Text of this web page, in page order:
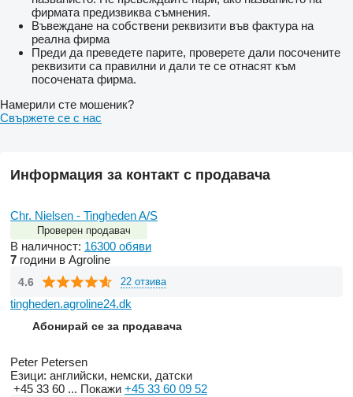
фирмата предизвиква съмнения.
Въвеждане на собствени реквизити във фактура на
реална фирма
Преди да преведете парите, проверете дали посочените
реквизити са правилни и дали те се отнасят към
посочената фирма.
Намерили сте мошеник?
Свържете се с нас
Информация за контакт с продавача
Chr. Nielsen - Tingheden A/S
Проверен продавач
В наличност: 16300 обяви
7 години в Agroline
4.6 22 отзива
tingheden.agroline24.dk
Абонирай се за продавача
Peter Petersen
Езици: английски, немски, датски
+45 33 60 ... Покажи +45 33 60 09 52